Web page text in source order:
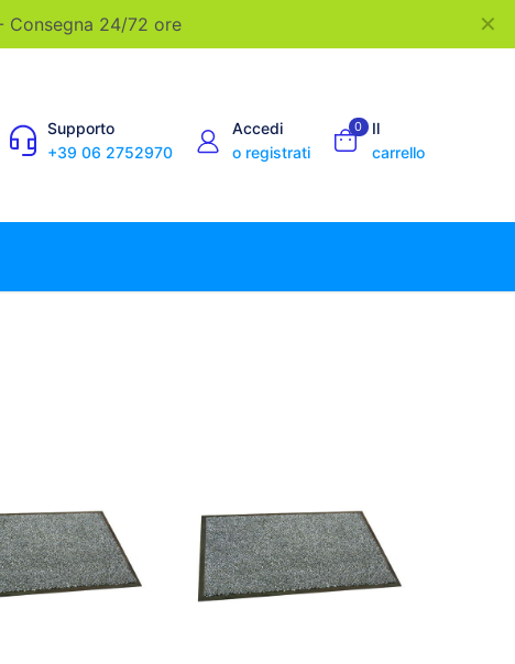
Consegna 24/72 ore ✕
Supporto
+39 06 2752970
Accedi
o registrati
0
Il
carrello